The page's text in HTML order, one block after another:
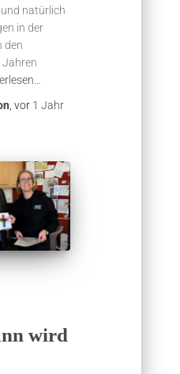
natürlich
in der
den
Jahren
, vor 1 Jahr
wird